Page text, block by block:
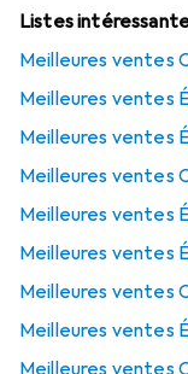
Listes
Meilleures ventes
Meilleures ventes
Meilleures ventes
Meilleures ventes
Meilleures ventes
Meilleures ventes
Meilleures ventes
Meilleures ventes
Meilleures ventes